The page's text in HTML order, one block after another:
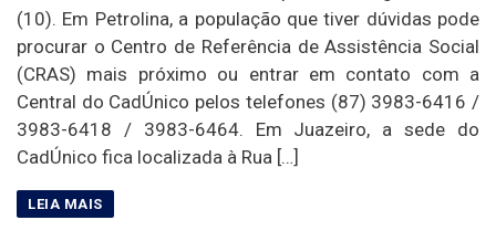
(10). Em Petrolina, a população que tiver dúvidas pode
procurar o Centro de Referência de Assistência Social
(CRAS) mais próximo ou entrar em contato com a
Central do CadÚnico pelos telefones (87) 3983-6416 /
3983-6418 / 3983-6464. Em Juazeiro, a sede do
CadÚnico fica localizada à Rua […]